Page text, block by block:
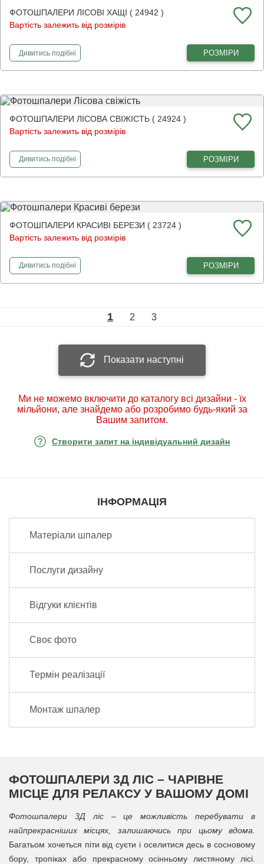
ФОТОШПАЛЕРИ ЛІСОВІ ХАЩІ ( 24942 )
Вартість залежить від розмірів
Дивитисьфотошпалери
подібні РОЗМІРИ
ФОТОШПАЛЕРИ ЛІСОВА СВІЖІСТЬ ( 24924 )
Вартість залежить від розмірів
Дивитисьфотошпалери
подібні РОЗМІРИ
ФОТОШПАЛЕРИ КРАСИВІ БЕРЕЗИ ( 23724 )
Вартість залежить від розмірів
Дивитисьфотошпалери
подібні РОЗМІРИ
1 2 3
Показати наступні
Ми не можемо включити до каталогу всі дизайни - їх
мільйони, але знайдемо або розробимо будь-який за
Вашим запитом.
Створити запит на індивідуальний дизайн
ІНФОРМАЦІЯ
Матеріали шпалер
Послуги дизайну
Відгуки клієнтів
Своє фото
Термін реалізації
Монтаж шпалер
ФОТОШПАЛЕРИ 3Д ЛІС – ЧАРІВНЕ
МІСЦЕ ДЛЯ РЕЛАКСУ У ВАШОМУ ДОМІ
Фотошпалери 3Д ліс – це можливість перебувати в
найпрекрасніших місцях, залишаючись при цьому вдома.
Багатьом хочеться піти від суєти і оселитися десь в сосновому
бору, тропіках або прекрасному осінньому листяному лісі.